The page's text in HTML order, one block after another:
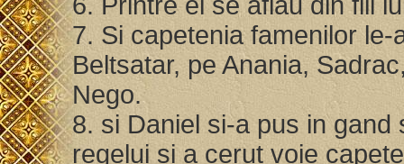
7. Si capetenia famenilor
Beltsatar, pe Anania,
Nego.
8. si Daniel si-a pus in
regelui si a cerut voie